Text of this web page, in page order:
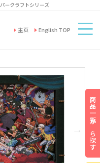
ークラフトシリーズ
主页 English TOP
商品一覧から探す